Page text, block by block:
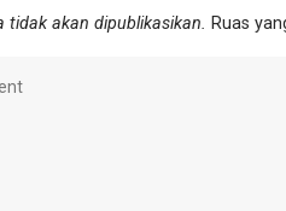
tidak akan dipublikasikan. Ruas